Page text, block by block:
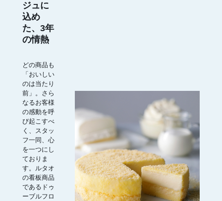
ジュに
込め
た、3年
の情熱
どの商品も
「おいしい
のは当たり
前」。さら
なるお客様
の感動を呼
び起こすべ
く、スタッ
フ一同、心
を一つにし
ておりま
す。ルタオ
の看板商品
であるドゥ
ーブルフロ